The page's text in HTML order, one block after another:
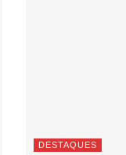
DESTAQUES